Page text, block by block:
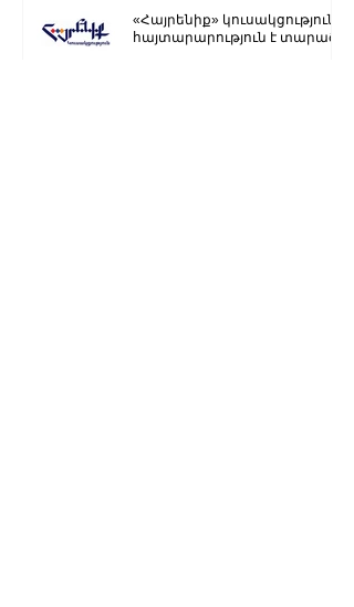
«Հայրենիք» կուսակցությունը
հայտարարություն է տարածել